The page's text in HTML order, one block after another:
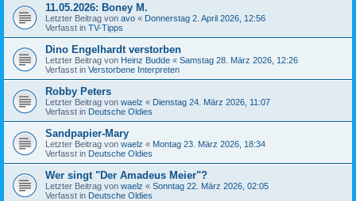
11.05.2026: Boney M.
Letzter Beitrag von avo « Donnerstag 2. April 2026, 12:56
Verfasst in TV-Tipps
Dino Engelhardt verstorben
Letzter Beitrag von Heinz Budde « Samstag 28. März 2026, 12:26
Verfasst in Verstorbene Interpreten
Robby Peters
Letzter Beitrag von waelz « Dienstag 24. März 2026, 11:07
Verfasst in Deutsche Oldies
Sandpapier-Mary
Letzter Beitrag von waelz « Montag 23. März 2026, 18:34
Verfasst in Deutsche Oldies
Wer singt "Der Amadeus Meier"?
Letzter Beitrag von waelz « Sonntag 22. März 2026, 02:05
Verfasst in Deutsche Oldies